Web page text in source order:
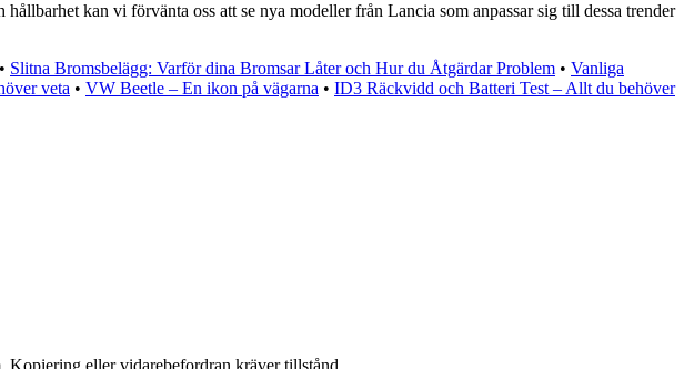
kan vi förvänta oss att se nya modeller från Lancia som anpassar sig till dessa trender
• Slitna Bromsbelägg: Varför dina Bromsar Låter och Hur du Åtgärdar Problem • Vanliga
veta • VW Beetle – En ikon på vägarna • ID3 Räckvidd och Batteri Test – Allt du behöver
Kopiering eller vidarebefordran kräver tillstånd.